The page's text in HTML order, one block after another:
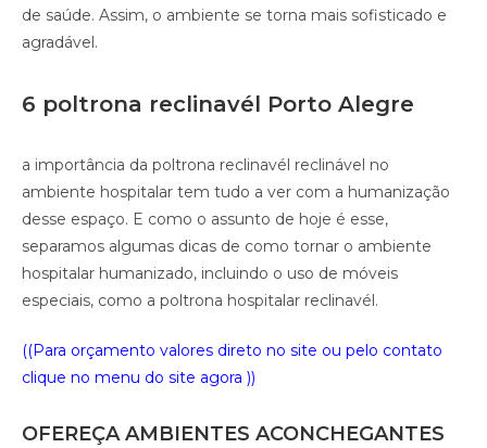
de saúde. Assim, o ambiente se torna mais sofisticado e
agradável.
6 poltrona reclinavél Porto Alegre
a importância da poltrona reclinavél reclinável no
ambiente hospitalar tem tudo a ver com a humanização
desse espaço. E como o assunto de hoje é esse,
separamos algumas dicas de como tornar o ambiente
hospitalar humanizado, incluindo o uso de móveis
especiais, como a poltrona hospitalar reclinavél.
((Para orçamento valores direto no site ou pelo contato
clique no menu do site agora ))
OFEREÇA AMBIENTES ACONCHEGANTES